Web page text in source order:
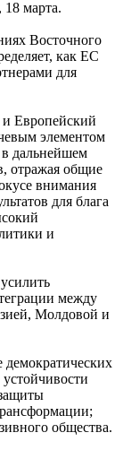
18 марта.
Восточного
как ЕС
для
Европейский
элементом
дальнейшем
отражая общие
внимания
для блага
и
между
Молдовой и
общества.